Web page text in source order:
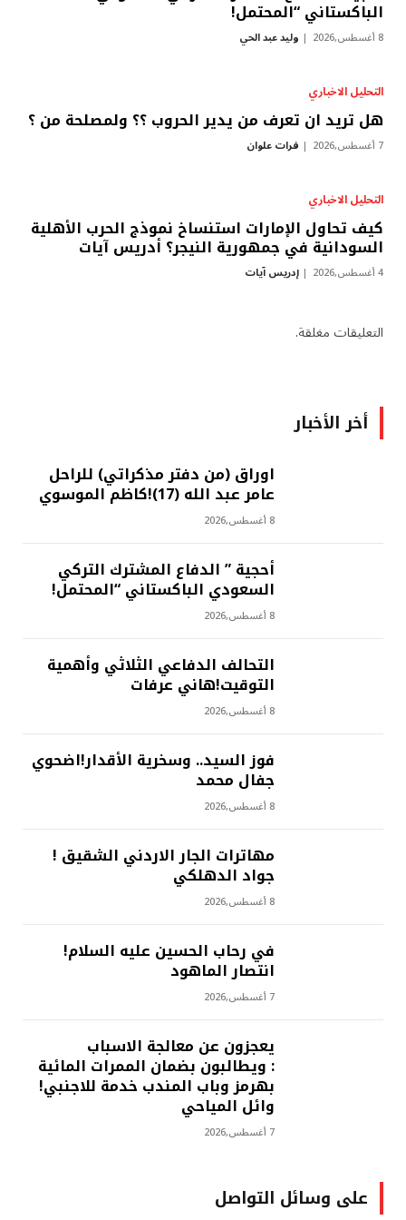
الباكستاني “المحتمل!
8 أغسطس,2026 وليد عبد الحي
التحليل الاخباري
هل تريد ان تعرف من يدير الحروب ؟؟ ولمصلحة من ؟
7 أغسطس,2026 فرات علوان
التحليل الاخباري
كيف تحاول الإمارات استنساخ نموذج الحرب الأهلية
السودانية في جمهورية النيجر؟ أدريس آيات
4 أغسطس,2026 إدريس آيات
التعليقات مغلقة.
أخر الأخبار
اوراق (من دفتر مذكراتي) للراحل
عامر عبد الله (17)!كاظم الموسوي
8 أغسطس,2026
أحجية ” الدفاع المشترك التركي
السعودي الباكستاني “المحتمل!
8 أغسطس,2026
التحالف الدفاعي الثلاثي وأهمية
التوقيت!هاني عرفات
8 أغسطس,2026
فوز السيد.. وسخرية الأقدار!اضحوي
جفال محمد
8 أغسطس,2026
مهاترات الجار الاردني الشقيق !
جواد الدهلكي
8 أغسطس,2026
في رحاب الحسين عليه السلام!
انتصار الماهود
7 أغسطس,2026
يعجزون عن معالجة الاسباب
: ويطالبون بضمان الممرات المائية
بهرمز وباب المندب خدمة للاجنبي!
وائل المياحي
7 أغسطس,2026
على وسائل التواصل